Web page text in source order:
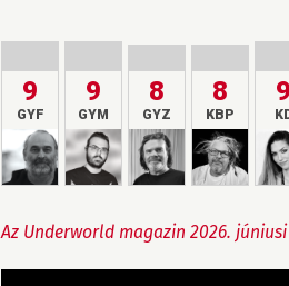
9
GYF
9
GYM
8
GYZ
8
KBP
9
Az Underworld magazin 2026.